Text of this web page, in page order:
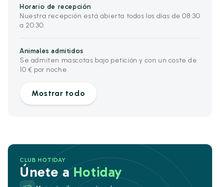
Horario de recepción
Nuestra recepción está abierta todos los días de 08:30
a 20:30.
Animales admitidos
Se admiten mascotas bajo petición y con un coste de
10 € por noche.
Mostrar todo
CLUB HOTIDAY
Únete aHotiday